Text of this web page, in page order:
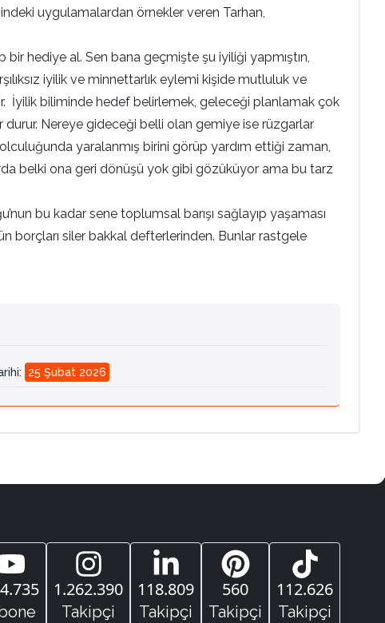
uygulamalardan örnekler veren Tarhan,
hediye al. Sen bana geçmişte şu iyiliği yapmıştın,
iyilik ve minnettarlık eylemi kişide mutluluk ve
İyilik biliminde hedef belirlemek, geleceği planlamak çok
durur. Nereye gideceği belli olan gemiye ise rüzgarlar
yaralanmış birini görüp yardım ettiği zaman,
belki ona geri dönüşü yok gibi gözüküyor ama bu tarz
bu kadar sene toplumsal barışı sağlayıp yaşaması
borçları siler bakkal defterlerinden. Bunlar rastgele
: 25 Şubat 2026
1.262.390
Takipçi
118.809
Takipçi
560
Takipçi
112.626
Takipçi